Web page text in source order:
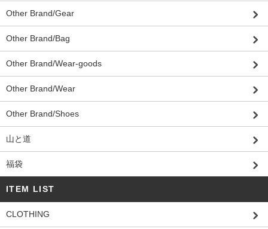
Other Brand/Gear
Other Brand/Bag
Other Brand/Wear-goods
Other Brand/Wear
Other Brand/Shoes
山と道
福袋
ITEM LIST
CLOTHING